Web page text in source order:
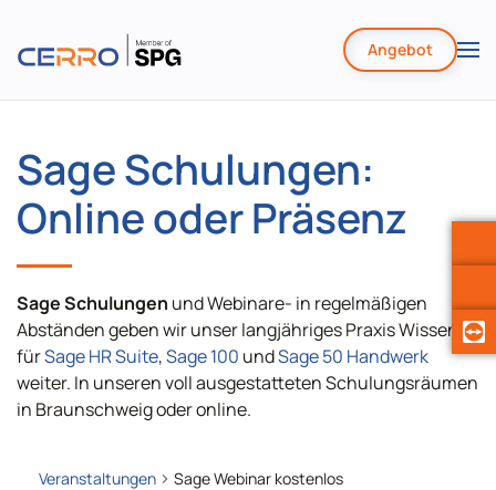
Zum
Angebot
Sage Schulungen:
Online oder Präsenz
Sage Schulungen und Webinare- in regelmäßigen
Abständen geben wir unser langjähriges Praxis Wissen
fürSage HR Suite,Sage 100 undSage 50 Handwerk
weiter. In unseren voll ausgestatteten Schulungsräumen
in Braunschweig oder online.
Veranstaltungen Sage Webinar kostenlos